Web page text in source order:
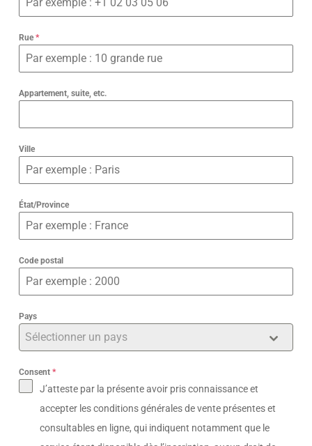
Rue *
Appartement, suite, etc.
Ville
État/Province
Code postal
Pays
Sélectionner un pays
Consent *
J’atteste par la présente avoir pris connaissance et
accepter lesconditions générales de vente présentes et
consultables en ligne, qui indiquent notamment que le